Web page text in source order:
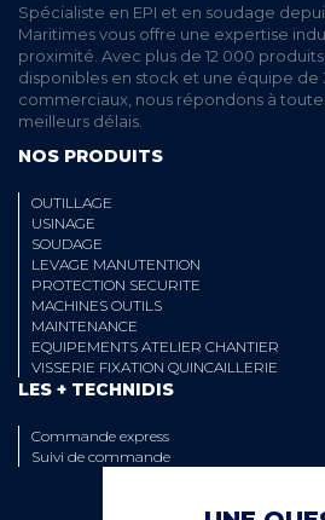
Spécialiste en EPI et en soudage
Maritimes vous offre une expertise
proximité. Avec plus de 12 000
disponibles en stock et une équipe de
commerciaux, nous répondons à
meilleurs délais.
NOS PRODUITS
OUTILLAGE
USINAGE
SOUDAGE
LEVAGE MANUTENTION
PROTECTION SECURITE
MACHINES OUTILS
MAINTENANCE
EQUIPEMENTS ATELIER CHANTIER
VISSERIE FIXATION QUINCAILLERIE
LES + TECHNIDIS
Commande express
Suivi de commande